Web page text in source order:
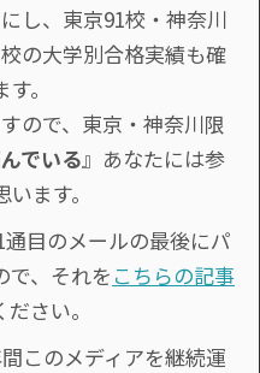
し、東京91校・神奈川
の大学別合格実績も確
。
ので、東京・神奈川限
でいる』あなたには参
ます。
目のメールの最後にパ
で、それを こちらの記事
さい。
このメディアを継続運